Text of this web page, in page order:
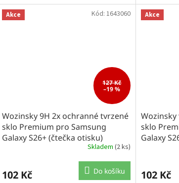
Akce
127 Kč
–19 %
Wozinsky 9H 2x ochranné tvrzené
sklo Premium pro Samsung
Galaxy S26+ (čtečka otisku)
Skladem (2 ks)
102 Kč Do košíku
Kód: 1643060 Akce
sklo
Galaxy
102 Kč